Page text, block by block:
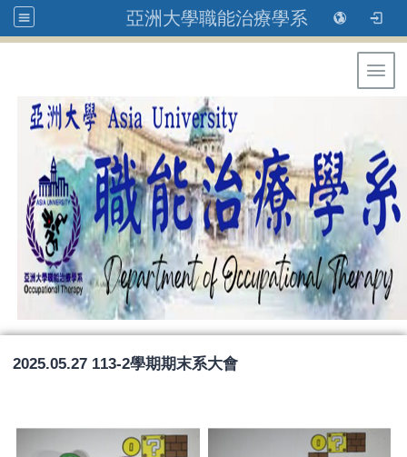
亞洲大學職能治療學系
2025.05.27 113-2學期期末系大會